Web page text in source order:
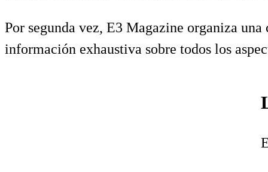
Por segunda vez, E3 Magazine organiza
información exhaustiva sobre todos los